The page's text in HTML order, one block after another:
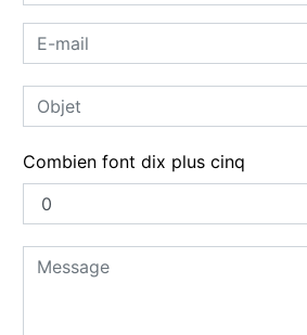
Combien font dix plus cinq